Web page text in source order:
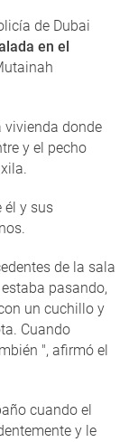
de Dubai
en el
vivienda donde
y el pecho
él y sus
de la sala
pasando,
un cuchillo y
Cuando
", afirmó el
cuando el
y le